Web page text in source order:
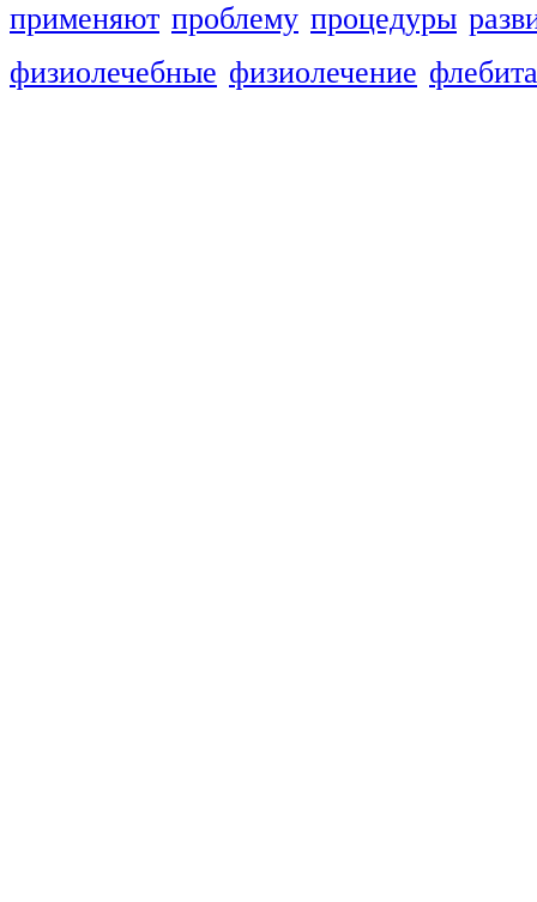
применяют проблему процедуры
физиолечебные физиолечение флебита